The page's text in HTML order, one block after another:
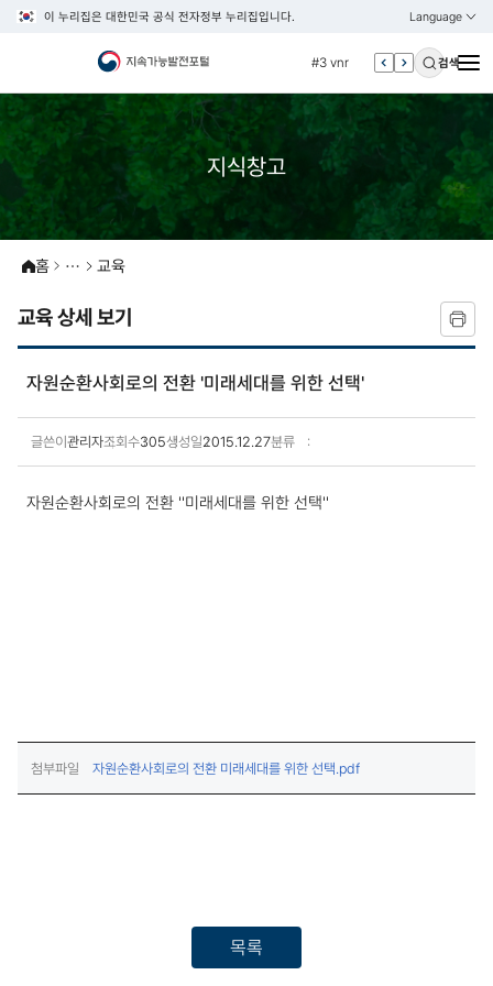
이 누리집은 대한민국 공식 전자정부 누리집입니다. Language
열기
KOREAN
ENGLISH
#3 vnr
#4 관세
#5 esg
#6 빈곤
#6 빈곤
검색
지식창고
홈 교육
교육 상세 보기
자원순환사회로의 전환 '미래세대를 위한 선택'
글쓴이 관리자조회수305생성일2015.12.27분류
자원순환사회로의 전환 ''미래세대를 위한 선택''
첨부파일 자원순환사회로의 전환 미래세대를 위한 선택.pdf(다운로드)
목록